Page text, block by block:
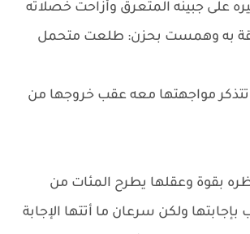
على جبينه المتعرق وأزاحت خصلاته
به وهمست بحزن: طلعت متحمل
مواجهتها معه عقب خروجها من
بقوة وعقلها يطرح المئات من
بإجابتها ولكن سرعان ما أتتها الإجابة